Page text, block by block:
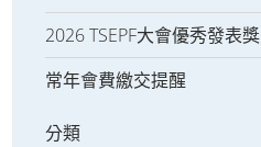
2026 TSEPF大會優秀發表獎
常年會費繳交提醒
分類